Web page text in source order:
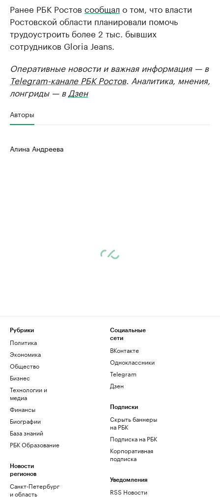
Ранее РБК Ростов сообщал о том, что власти
Ростовской области планировали помочь
трудоустроить более 2 тыс. бывших
сотрудников Gloria Jeans.
Оперативные новости и важная информация — в
Telegram-канале РБК Ростов. Аналитика, мнения,
лонгриды — в Дзен
Авторы
Алина Андреева
Рубрики
Политика
Экономика
Общество
Бизнес
Технологии и
медиа
Финансы
Биографии
База знаний
РБК Образование
Новости
регионов
Санкт-Петербург
и область
Социальные
сети
ВКонтакте
Одноклассники
Telegram
Дзен
Подписки
Скрыть баннеры
на РБК
Подписка на РБК
Корпоративная
подписка
Уведомления
RSS Новости